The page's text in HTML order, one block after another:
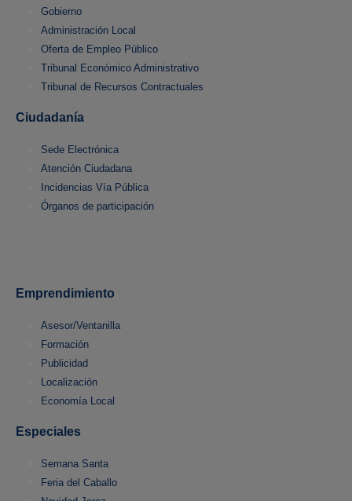
Gobierno
Administración Local
Oferta de Empleo Público
Tribunal Económico Administrativo
Tribunal de Recursos Contractuales
Ciudadanía
Sede Electrónica
Atención Ciudadana
Incidencias Vía Pública
Órganos de participación
Emprendimiento
Asesor/Ventanilla
Formación
Publicidad
Localización
Economía Local
Especiales
Semana Santa
Feria del Caballo